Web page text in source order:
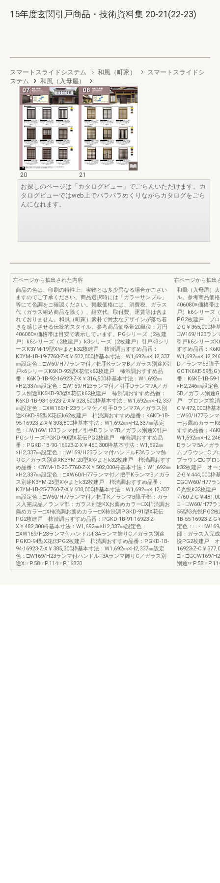
15年度玄関引戸商品・技術資料集 20-21(22-23)
スマートスライドシステム 和風（町家）
スマートスライドシ
ステム
和風（入母屋）
20
21
お探しのページは「カタログビュー」でごらんいただけます。カ
タログビューではweb上でパラパラめくりながらカタログをごら
んになれます。
左ページから抽出された内容
商品の色は、印刷の特性上、実物とは多少異なる場合がござい
ますのでご了承ください。商品選択時には「カラーサンプル」
等にて色調をご確認ください。掲載価格には、消費税、ガラス
代（ガラス組込商品を除く）、組立代、取付費、運賃等は含ま
れておりません。和風（町家）素朴で骨太なデザインが落ち着
きを感じさせる伝統的スタイル。参考商品価格帯20単位：万円
406080※価格帯は目安で表示しています。PGシリーズ（2枚建
戸）k6シリーズ（2枚建戸）k3シリーズ（2枚建戸）引戸k3シリ
ーズK3YM-19型Xやまとk32枚建戸 柿渋調おすすめ品番：
K3YM-1B-19-7760-Z-X￥502,000枠基本寸法：W1,692㎜×H2,337
㎜設定色：□W60/H77ランマ付／把手KランマB／ガラス別途X引
戸k6シリーズK6KD-92型X花伝k62枚建戸 柿渋調おすすめ品
番：K6KD-1B-92-16923-Z-X￥316,500枠基本寸法：W1,692㎜
×H2,337㎜設定色：□W169/H23ランマ付／引手Dランマ7A／ガ
ラス別途XK6KD-93型X花伝k62枚建戸 柿渋調おすすめ品番：
K6KD-1B-93-16923-Z-X￥328,500枠基本寸法：W1,692㎜×H2,337
㎜設定色：□XW169/H23ランマ付／引手Dランマ7A／ガラス別
途K6KD-95型X花伝k62枚建戸 柿渋調おすすめ品番：K6KD-1B-
95-16923-Z-X￥303,800枠基本寸法：W1,692㎜×H2,337㎜設定
色：□W169/H23ランマ付／引手Dランマ7B／ガラス別途X引戸
PGシリーズPGKD-90型X花伝PG2枚建戸 柿渋調おすすめ品
番：PGKD-1B-90-16923-Z-X￥460,300枠基本寸法：W1,692㎜
×H2,337㎜設定色：□W169/H23ランマ付ハンドルF3Aランマ飾
りC／ガラス別途XK3YM-20型Xやまとk32枚建戸 柿渋調おすす
め品番：K3YM-1B-20-7760-Z-X￥502,000枠基本寸法：W1,692㎜
×H2,337㎜設定色：□XW60/H77ランマ付／把手KランマB／ガラ
ス別途K3YM-25型Xやまとk32枚建戸 柿渋調おすすめ品番：
K3YM-1B-25-7760-Z-X￥608,000枠基本寸法：W1,692㎜×H2,337
㎜設定色：□W60/H77ランマ付／把手K／ランマB障子部：ガラ
ス入完成品／ランマ部：ガラス別途KXお薦めカラー□X柿渋調お
薦めカラー□X柿渋調お薦めカラー□X柿渋調PGKD-91型X花伝
PG2枚建戸 柿渋調おすすめ品番：PGKD-1B-91-16923-Z-
X￥482,300枠基本寸法：W1,692㎜×H2,337㎜設定色：
□XW169/H23ランマ付ハンドルF3Aランマ飾りC／ガラス別途
PGKD-94型X花伝PG2枚建戸 柿渋調おすすめ品番：PGKD-1B-
94-16923-Z-X￥385,300枠基本寸法：W1,692㎜×H2,337㎜設定
色：□W169/H23ランマ付ハンドルF3Aランマ飾りC／ガラス別
途X☞P.58☞P.114☞P.16820
右ページから抽出
和風（入母屋）
ル。参考商品価
406080※価格帯
戸）k6シリーズ
PG2枚建戸 ブロ
Z-C￥365,000枠
□W169/H23ラン
引戸k6シリーズ
すすめ品番：
W1,692㎜
D／ランマ5B障
GCTK6KE-59型
番：K6KE-1B-
×H2,246㎜設定
5B／ガラス別途
戸 ブロンズ艶消
C￥472,000枠基
□W60/H77ラン
ーお薦めカラー
すすめ品番：
W1,692㎜
Dランマ5A／ガ
ムブラウン□Cブ
ブラウン□Cブロ
k32枚建戸 オー
Z-G￥444,000枠
□GCW60/H77ラ
C光悦k32枚建戸
7760-Z-C￥
□・□W60/H77ラ
55型G光悦PG2
1B-55-16923-Z-
定色：□・
部：ガラス入完
悦PG2枚建戸 オ
16923-Z-C￥
□・□GCW169/
別途